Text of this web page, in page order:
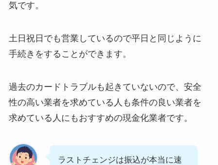
気です。
土日祝日でも営業しているので平日と同じように
手続きをすることができます。
過去のカードトラブルも起きていないので、安全
性の高い業者を求めている人も条件の良い業者を
求めている人にもおすすめの現金化業者です。
ラストチェンジは振込が本当に速